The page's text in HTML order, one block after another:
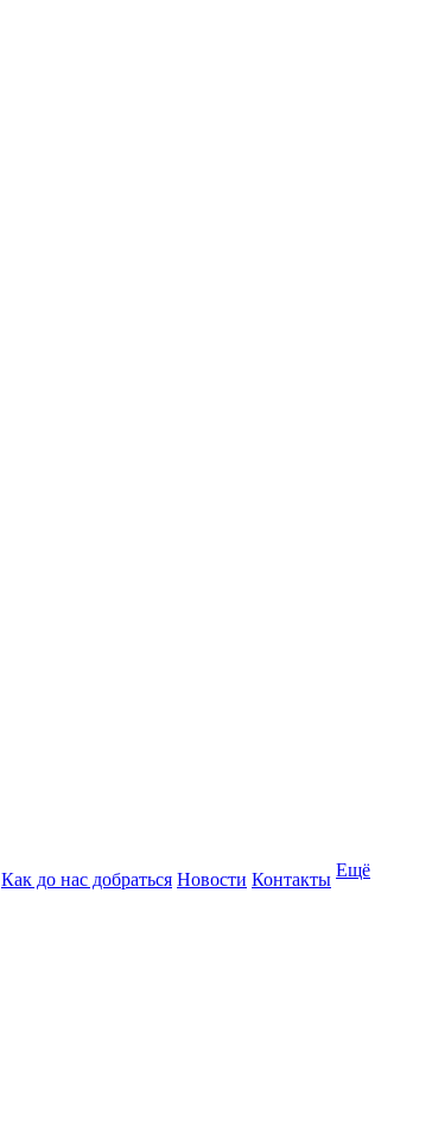
Как до нас добраться Новости Контакты Ещё